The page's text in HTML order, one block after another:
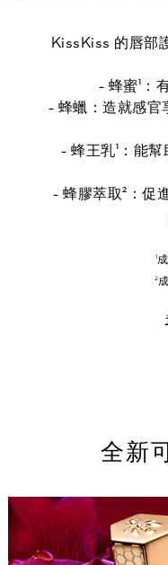
KissKiss 的唇部
- 蜂蜜¹：
- 蜂蠟：造就感官
- 蜂王乳¹：能
- 蜂膠萃取²：促
¹
²
全新